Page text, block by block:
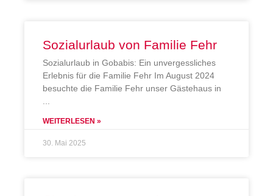
Sozialurlaub von Familie Fehr
Sozialurlaub in Gobabis: Ein unvergessliches
Erlebnis für die Familie Fehr Im August 2024
besuchte die Familie Fehr unser Gästehaus in
WEITERLESEN »
30. Mai 2025